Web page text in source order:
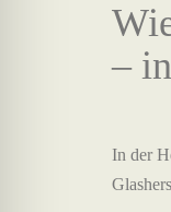
–
In der